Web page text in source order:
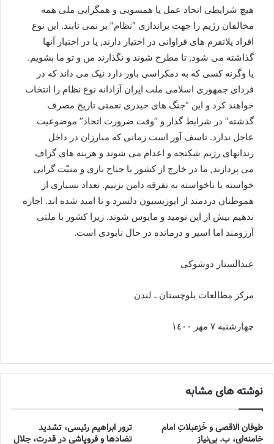
هیچ شرایطی اتحاد عمل یا همسویی و همگرایی ملی همه
مخالفان رژیم را جهت براندازی “نظام” بر نمی تابند. این نوع
افراد پلاتفرم های فراوانی در اختیار دارند, یا در اختیار آنها
گذاشته می شود, تا مطرح شوند و نگذارند من و تو ما بشویم.
یا وگرنه کسی که به دمکراسی باور دارد نیک می داند که در
فردای جمهوری اسلامی ملت ایران آزادانه نوع نظام را انتخاب
خواهند کرد و این “جنگ های حیدری نعمتی تاریخ مصرف
گذشته” در شرایط گذار و “وقت ضرورت اتحاد” موضوعیت
عاجل ندارد. تاسف آور است زمانی که مبارزان در داخل
زندانهای رژیم شکنجه و اعدام می شوند و هزینه های گزاف
می پردازند, ما در خارج از کشور با جناح بازی و منیّت گرایی
خواسته یا ناخواسته به تفرقه دامن بزنیم. تعداد بسیاری از
هموطنان دردمند از اپوزیسیون دلسرد و نا امید شده اند. اجازه
ندهیم بیش از این نومید و مایوس شوند. زیرا کشور با ملتی
آرزومند اما اسیر و درمانده در حال نابودی است.
عبدالستار دوشوکی
مرکز مطالعات بلوچستان ـ لندن
چهارشنبه ۷ مهر ١٤٠٠
نوشته های مشابه
طوفان الاقصی و خُزعبلاتِ امام
خامنه‌ای، ب. بی‌نیاز
ترور ابراهیم رئیسی، تشدید
تضادها و فروپاشی در قدرت، جلال